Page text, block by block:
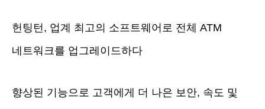
헌팅턴, 업계 최고의 소프트웨어로 전체 ATM
네트워크를 업그레이드하다
향상된 기능으로 고객에게 더 나은 보안, 속도 및